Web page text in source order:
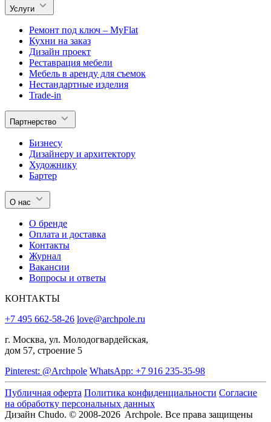
Услуги
Ремонт под ключ – MyFlat
Кухни на заказ
Дизайн проект
Реставрация мебели
Мебель в аренду для съемок
Нестандартные изделия
Trade-in
Партнерство
Бизнесу
Дизайнеру и архитектору
Художнику
Бартер
О нас
О бренде
Оплата и доставка
Контакты
Журнал
Вакансии
Вопросы и ответы
КОНТАКТЫ
+7 495 662-58-26 love@archpole.ru
г. Москва, ул. Молодогвардейская,
дом 57, строение 5
Pinterest: @Archpole WhatsApp: +7 916 235-35-98
Публичная оферта Политика конфиденциальности Согласие
на обработку персональных данных
Дизайн Chudo. © 2008-2026 Archpole. Все права защищены